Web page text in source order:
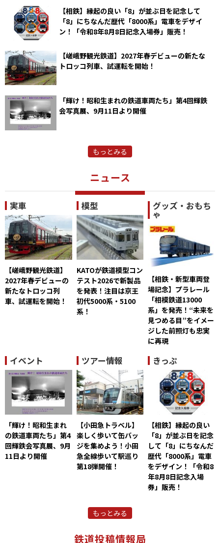
【相鉄】縁起の良い「8」が並ぶ日を記念して
「8」にちなんだ歴代「8000系」電車をデザイ
ン！「令和8年8月8日記念入場券」販売！
【嵯峨野観光鉄道】2027年春デビューの新たな
トロッコ列車、試運転を開始！
「輝け！昭和生まれの鉄道車両たち」第4回輝鉄
会写真展、9月11日より開催
もっとみる
ニュース
実車
【嵯峨野観光鉄道】
2027年春デビューの
新たなトロッコ列
車、試運転を開始！
模型
KATOが鉄道模型コン
テスト2026で新製品
を発表！注目は京王
初代5000系・5100
系！
グッズ・おもち
ゃ
【相鉄・新型車両登
場記念】プラレール
「相模鉄道13000
系」を発売！“未来を
見つめる目”をイメー
ジした前照灯も忠実
に再現
イベント
「輝け！昭和生まれ
の鉄道車両たち」第4
回輝鉄会写真展、9月
11日より開催
ツアー情報
【小田急トラベル】
楽しく歩いて缶バッ
ジを集めよう！小田
急全線歩いて駅巡り
第18弾開催！
きっぷ
【相鉄】縁起の良い
「8」が並ぶ日を記念
して「8」にちなんだ
歴代「8000系」電車
をデザイン！「令和8
年8月8日記念入場
券」販売！
もっとみる
鉄道投稿情報局